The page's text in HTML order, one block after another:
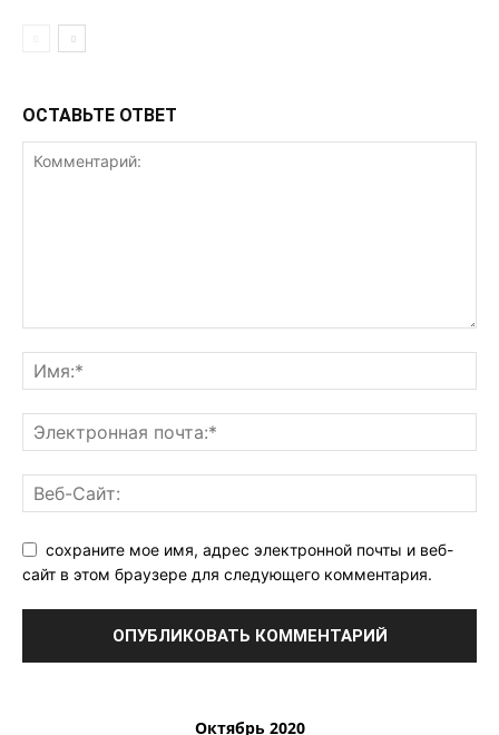
ОСТАВЬТЕ ОТВЕТ
сохраните мое имя, адрес электронной почты и веб-
сайт в этом браузере для следующего комментария.
Октябрь 2020